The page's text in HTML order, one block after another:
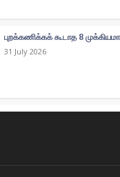
புறக்கணிக்கக் கூடாத 8
31 July 2026